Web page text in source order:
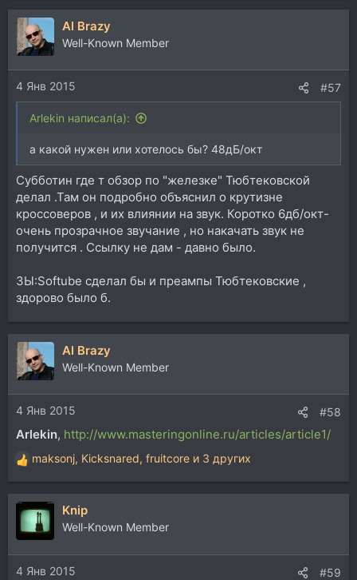
Al Brazy
Well-Known Member
4 Янв 2015 #57
Arlekin написал(а):
а какой нужен или хотелось бы? 48дБ/окт
Субботин где т обзор по "железке" Тюбтековской
делал .Там он подробно объяснил о крутизне
кроссоверов , и их влиянии на звук. Коротко 6дб/окт-
очень прозрачное звучание , но накачать звук не
получится . Ссылку не дам - давно было.
ЗЫ:Softube сделал бы и преампы Тюбтековские ,
здорово было б.
Al Brazy
Well-Known Member
4 Янв 2015 #58
Arlekin, http://www.masteringonline.ru/articles/article1/
Р
е
а
к
и
и
:
maksonj, Kicksnared, fruitcore и 3 других
Knip
Well-Known Member
4 Янв 2015 #59